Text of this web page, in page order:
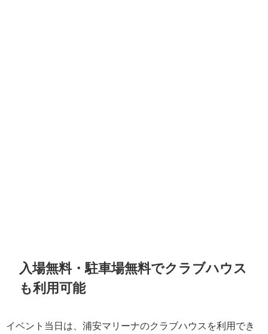
入場無料・駐車場無料でクラブハウス
も利用可能
イベント当日は、浦安マリーナのクラブハウスを利用でき